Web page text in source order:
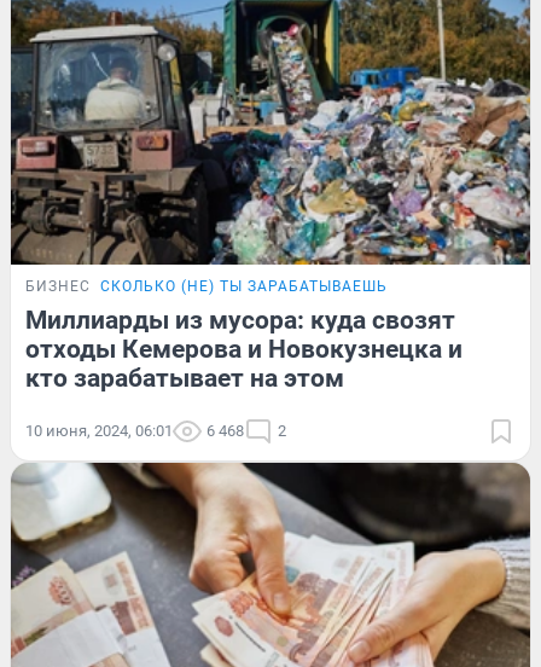
БИЗНЕС СКОЛЬКО (НЕ) ТЫ ЗАРАБАТЫВАЕШЬ
Миллиарды из мусора: куда свозят
отходы Кемерова и Новокузнецка и
кто зарабатывает на этом
10 июня, 2024, 06:01 6 468 2